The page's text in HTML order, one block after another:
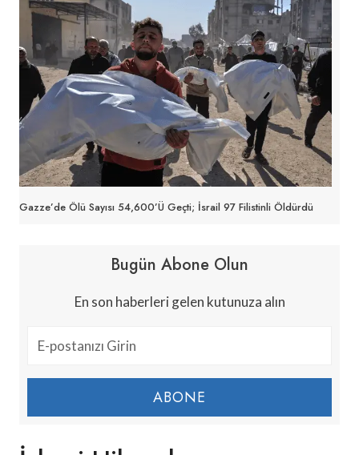
Gazze’de Ölü Sayısı 54,600’ü Geçti; İsrail 97 Filistinli Öldürdü
Bugün Abone Olun
En son haberleri gelen kutunuza alın
ABONE